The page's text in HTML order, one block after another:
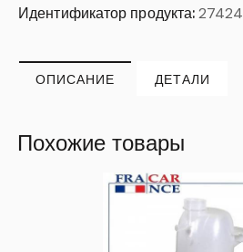
Идентификатор продукта:27424
ОПИСАНИЕ ДЕТАЛИ
Похожие товары